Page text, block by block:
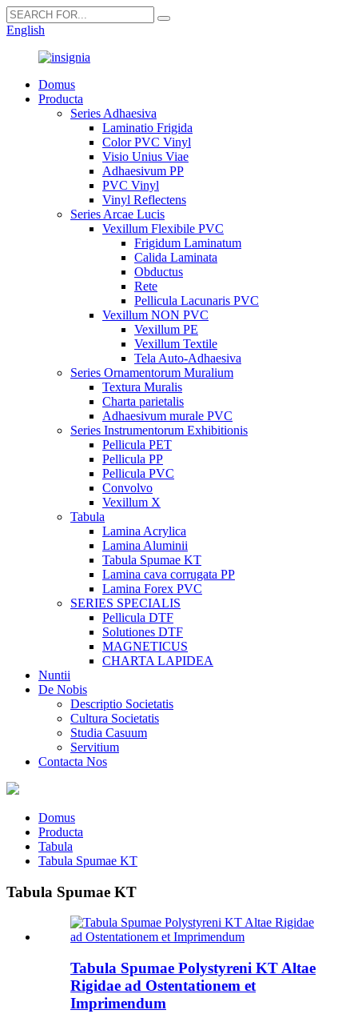
English
Domus
Producta
Series Adhaesiva
Laminatio Frigida
Color PVC Vinyl
Visio Unius Viae
Adhaesivum PP
PVC Vinyl
Vinyl Reflectens
Series Arcae Lucis
Vexillum Flexibile PVC
Frigidum Laminatum
Calida Laminata
Obductus
Rete
Pellicula Lacunaris PVC
Vexillum NON PVC
Vexillum PE
Vexillum Textile
Tela Auto-Adhaesiva
Series Ornamentorum Muralium
Textura Muralis
Charta parietalis
Adhaesivum murale PVC
Series Instrumentorum Exhibitionis
Pellicula PET
Pellicula PP
Pellicula PVC
Convolvo
Vexillum X
Tabula
Lamina Acrylica
Lamina Aluminii
Tabula Spumae KT
Lamina cava corrugata PP
Lamina Forex PVC
SERIES SPECIALIS
Pellicula DTF
Solutiones DTF
MAGNETICUS
CHARTA LAPIDEA
Nuntii
De Nobis
Descriptio Societatis
Cultura Societatis
Studia Casuum
Servitium
Contacta Nos
Domus
Producta
Tabula
Tabula Spumae KT
Tabula Spumae KT
Tabula Spumae Polystyreni KT Altae
Rigidae ad Ostentationem et
Imprimendum